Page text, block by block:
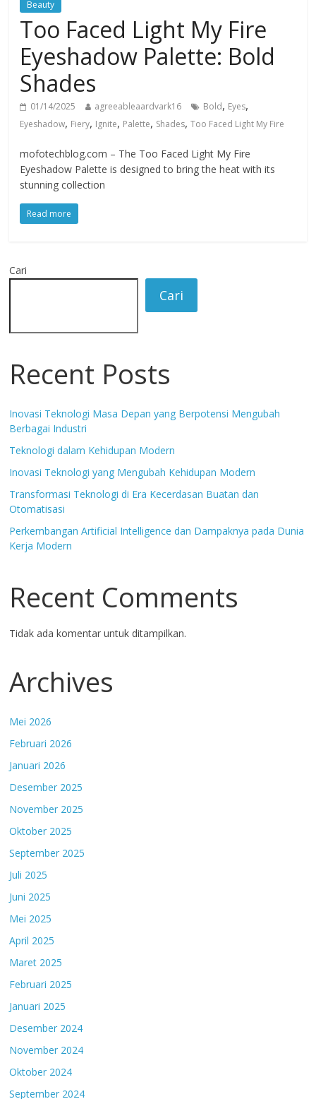
Beauty
Too Faced Light My Fire
Eyeshadow Palette: Bold
Shades
01/14/2025 agreeableaardvark16 Bold, Eyes,
Eyeshadow, Fiery, Ignite, Palette, Shades,Too Faced Light My Fire
mofotechblog.com – The Too Faced Light My Fire
Eyeshadow Palette is designed to bring the heat with its
stunning collection
Read more
Cari
Cari
Recent Posts
Inovasi Teknologi Masa Depan yang Berpotensi Mengubah
Berbagai Industri
Teknologi dalam Kehidupan Modern
Inovasi Teknologi yang Mengubah Kehidupan Modern
Transformasi Teknologi di Era Kecerdasan Buatan dan
Otomatisasi
Perkembangan Artificial Intelligence dan Dampaknya pada Dunia
Kerja Modern
Recent Comments
Tidak ada komentar untuk ditampilkan.
Archives
Mei 2026
Februari 2026
Januari 2026
Desember 2025
November 2025
Oktober 2025
September 2025
Juli 2025
Juni 2025
Mei 2025
April 2025
Maret 2025
Februari 2025
Januari 2025
Desember 2024
November 2024
Oktober 2024
September 2024